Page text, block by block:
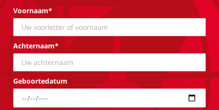
Voornaam*
Achternaam*
Geboortedatum